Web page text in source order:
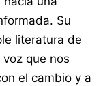
Su
literatura de
que nos
el cambio y a